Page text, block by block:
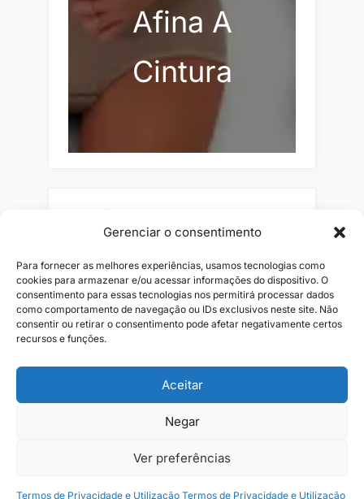
Gerenciar o consentimento
Para fornecer as melhores experiências, usamos tecnologias como
cookies para armazenar e/ou acessar informações do dispositivo. O
consentimento para essas tecnologias nos permitirá processar dados
como comportamento de navegação ou IDs exclusivos neste site. Não
consentir ou retirar o consentimento pode afetar negativamente certos
recursos e funções.
Aceitar
Negar
Ver preferências
Termos de Privacidade e Utilização Termos de Privacidade e Utilização
Afina A
Cintura
Pesquisar
Combos
Jeans Kits Masculino